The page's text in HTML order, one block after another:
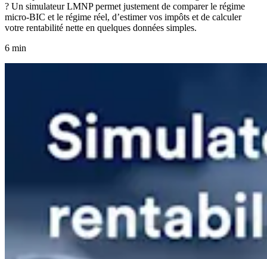
? Un simulateur LMNP permet justement de comparer le régime
micro-BIC et le régime réel, d’estimer vos impôts et de calculer
votre rentabilité nette en quelques données simples.
6 min